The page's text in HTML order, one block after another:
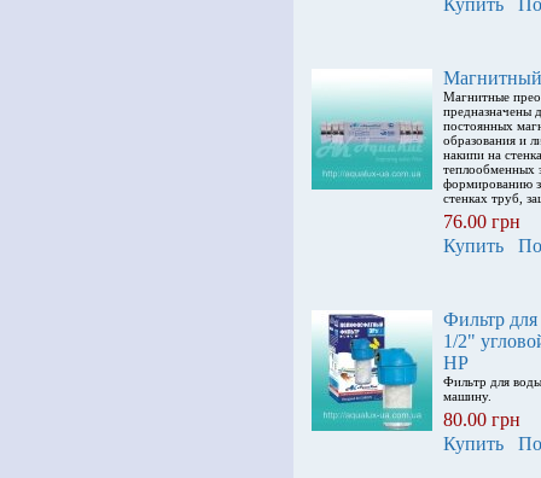
Купить
Магнитные
предназначены
постоянных
образования и
накипи на
теплообменных
формированию
стенках труб,
76.00 грн
Купить
Фильтр
1/2"
НP
Фильтр для
машину.
80.00 грн
Купить